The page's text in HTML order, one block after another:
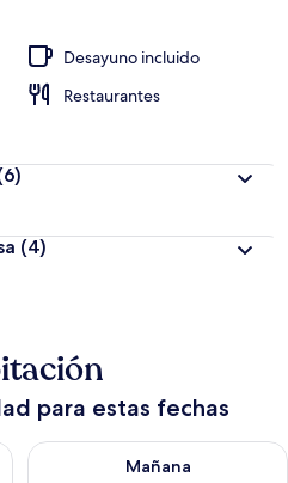
Desayuno incluido
Restaurantes
(4)
para estas fechas
hoy ago 9 - ago 10
Mañana
Consulta la disponibilidad